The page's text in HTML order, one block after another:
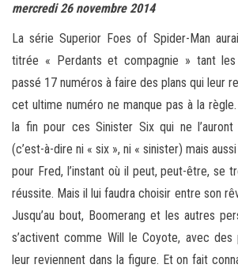
mercredi 26 novembre 2014
La série Superior Foes of Spider-Man
titrée « Perdants et compagnie » tant les
passé 17 numéros à faire des plans qui leur
cet ultime numéro ne manque pas à la
la fin pour ces Sinister Six qui ne
(c’est-à-dire ni « six », ni « sinister) mais
pour Fred, l’instant où il peut, peut-être, se
réussite. Mais il lui faudra choisir entre son
Jusqu’au bout, Boomerang et les autres
s’activent comme Will le Coyote, avec des
leur reviennent dans la figure. Et on fait